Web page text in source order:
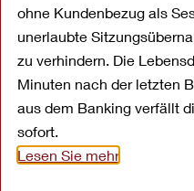
ohne Kundenbezug als
unerlaubte
zu verhindern. Die
Minuten nach der letzten
aus dem Banking verfällt
sofort.
Lesen Sie mehr
Anlageprodukten
einfach unseren
Ihnen gerne weiter –
oder über das
Servicezeiten sind
bis 18.00 Uhr. Gerne